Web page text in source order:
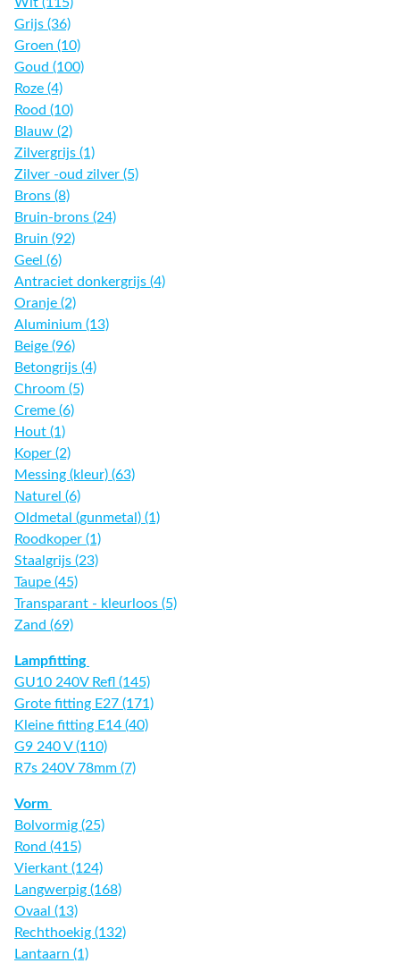
Grijs (36)
Groen (10)
Goud (100)
Roze (4)
Rood (10)
Blauw (2)
Zilvergrijs (1)
Zilver -oud zilver (5)
Brons (8)
Bruin-brons (24)
Bruin (92)
Geel (6)
Antraciet donkergrijs (4)
Oranje (2)
Aluminium (13)
Beige (96)
Betongrijs (4)
Chroom (5)
Creme (6)
Hout (1)
Koper (2)
Messing (kleur) (63)
Naturel (6)
Oldmetal (gunmetal) (1)
Roodkoper (1)
Staalgrijs (23)
Taupe (45)
Transparant - kleurloos (5)
Zand (69)
Lampfitting
GU10 240V Refl (145)
Grote fitting E27 (171)
Kleine fitting E14 (40)
G9 240 V (110)
R7s 240V 78mm (7)
Vorm
Bolvormig (25)
Rond (415)
Vierkant (124)
Langwerpig (168)
Ovaal (13)
Rechthoekig (132)
Lantaarn (1)